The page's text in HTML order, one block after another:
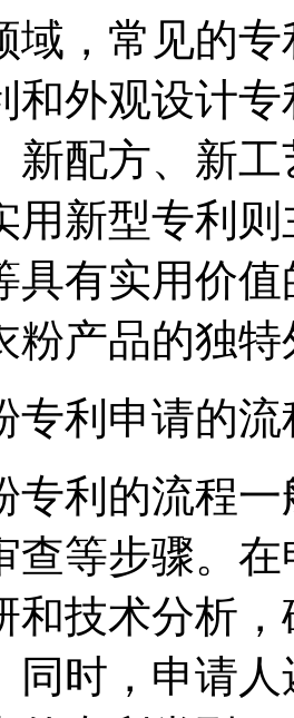
域，常见的
和外观设计
新配方、新
用新型专利
具有实用价
粉产品的独
专利申请的
专利的流程
查等步骤。
和技术分析
同时，申请